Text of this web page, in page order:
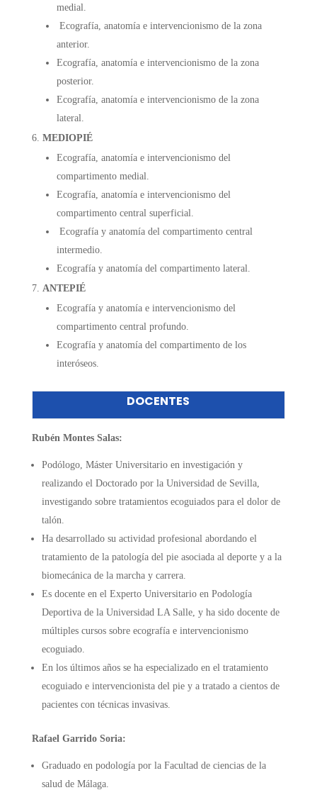
medial.
Ecografía, anatomía e intervencionismo de la zona
anterior.
Ecografía, anatomía e intervencionismo de la zona
posterior.
Ecografía, anatomía e intervencionismo de la zona
lateral.
MEDIOPIÉ
Ecografía, anatomía e intervencionismo del
compartimento medial.
Ecografía, anatomía e intervencionismo del
compartimento central superficial.
Ecografía y anatomía del compartimento central
intermedio.
Ecografía y anatomía del compartimento lateral.
ANTEPIÉ
Ecografía y anatomía e intervencionismo del
compartimento central profundo.
Ecografía y anatomía del compartimento de los
interóseos.
DOCENTES
Rubén Montes Salas:
Podólogo, Máster Universitario en investigación y
realizando el Doctorado por la Universidad de Sevilla,
investigando sobre tratamientos ecoguiados para el dolor de
talón.
Ha desarrollado su actividad profesional abordando el
tratamiento de la patología del pie asociada al deporte y a la
biomecánica de la marcha y carrera.
Es docente en el Experto Universitario en Podología
Deportiva de la Universidad LA Salle, y ha sido docente de
múltiples cursos sobre ecografía e intervencionismo
ecoguiado.
En los últimos años se ha especializado en el tratamiento
ecoguiado e intervencionista del pie y a tratado a cientos de
pacientes con técnicas invasivas.
Rafael Garrido Soria:
Graduado en podología por la Facultad de ciencias de la
salud de Málaga.